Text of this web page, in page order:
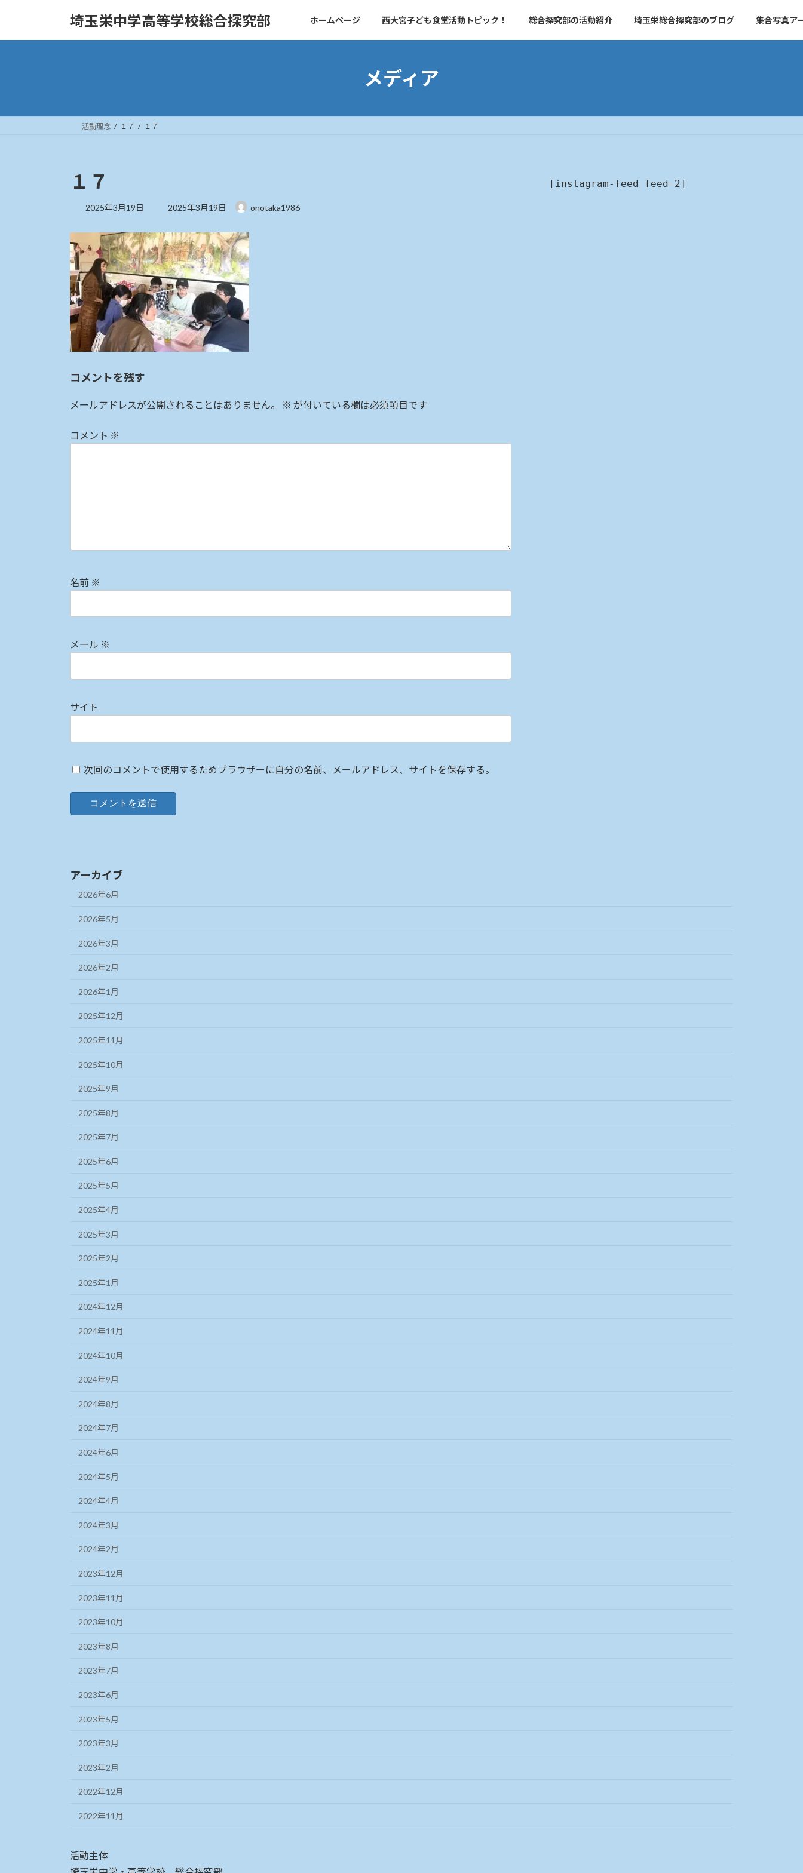
埼玉栄中学高等学校総合探究部 ホームページ 西大宮子ども食堂活動トピック！ 総合探究部の活動紹介 埼玉栄総合探究部のブログ 集合写真ア
メディア
活動理念 １７ １７
１７
2025年3月19日
最
新
日
時
:
2025年3月19日 onotaka1986
コメントを残す
メールアドレスが公開されることはありません。 ※ が付いている欄は必須項目です
コメント ※
名前 ※
メール ※
サイト
次回のコメントで使用するためブラウザーに自分の名前、メールアドレス、サイトを保存する。
[instagram-feed feed=2]
アーカイブ
2026年6月
2026年5月
2026年3月
2026年2月
2026年1月
2025年12月
2025年11月
2025年10月
2025年9月
2025年8月
2025年7月
2025年6月
2025年5月
2025年4月
2025年3月
2025年2月
2025年1月
2024年12月
2024年11月
2024年10月
2024年9月
2024年8月
2024年7月
2024年6月
2024年5月
2024年4月
2024年3月
2024年2月
2023年12月
2023年11月
2023年10月
2023年8月
2023年7月
2023年6月
2023年5月
2023年3月
2023年2月
2022年12月
2022年11月
活動主体